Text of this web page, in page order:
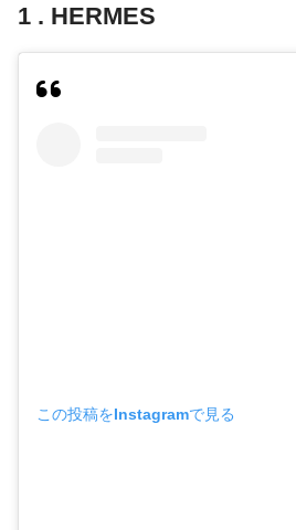
1 . HERMES
この投稿をInstagramで見る